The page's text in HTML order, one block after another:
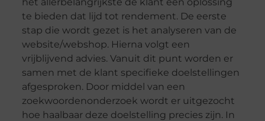
te bieden dat lijd tot rendement. De eerste
stap die wordt gezet is het analyseren van de
website/webshop. Hierna volgt een
vrijblijvend advies. Vanuit dit punt worden er
samen met de klant specifieke doelstellingen
afgesproken. Door middel van een
zoekwoordenonderzoek wordt er uitgezocht
hoe haalbaar deze doelstelling precies zijn. In